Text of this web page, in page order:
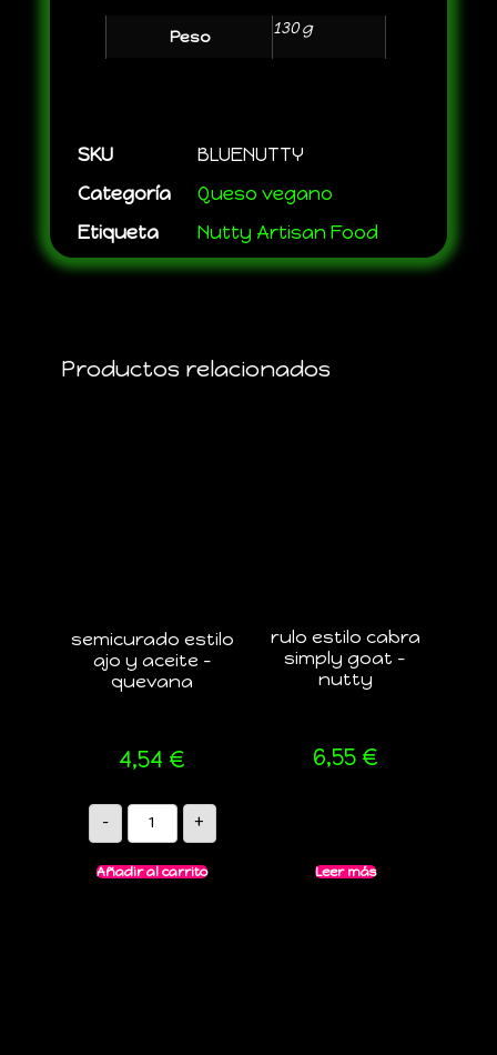
Peso 130 g
SKU
BLUENUTTY
Categoría
Queso vegano
Etiqueta
Nutty Artisan Food
Productos relacionados
semicurado estilo
ajo y aceite –
quevana
4,54 €
- +
Añadir al carrito
rulo estilo cabra
simply goat –
nutty
6,55 €
Leer más